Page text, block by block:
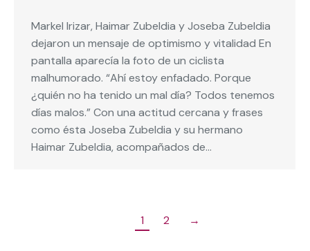
Markel Irizar, Haimar Zubeldia y Joseba Zubeldia
dejaron un mensaje de optimismo y vitalidad En
pantalla aparecía la foto de un ciclista
malhumorado. “Ahí estoy enfadado. Porque
¿quién no ha tenido un mal día? Todos tenemos
días malos.” Con una actitud cercana y frases
como ésta Joseba Zubeldia y su hermano
Haimar Zubeldia, acompañados de…
1 2 →